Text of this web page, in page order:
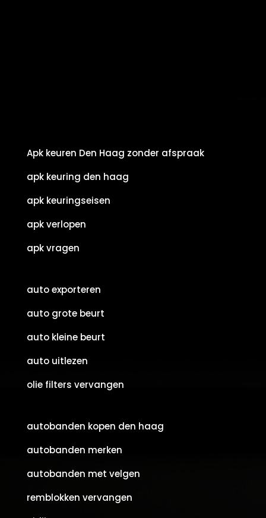
Apk keuren Den Haag zonder afspraak
apk keuring den haag
apk keuringseisen
apk verlopen
apk vragen
auto exporteren
auto grote beurt
auto kleine beurt
auto uitlezen
olie filters vervangen
autobanden kopen den haag
autobanden merken
autobanden met velgen
remblokken vervangen